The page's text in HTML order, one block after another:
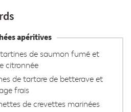
apéritives
de saumon fumé et
citronnée
de tartare de betterave et
frais
de crevettes marinées